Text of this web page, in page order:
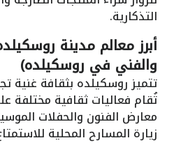
التذكارية.
أبرز معالم مدينة
والفني في روسكيلده)
تتميز روسكيلده بثقافة غنية
تُقام فعاليات ثقافية مختلفة
معارض الفنون والحفلات
زيارة المسارح المحلية